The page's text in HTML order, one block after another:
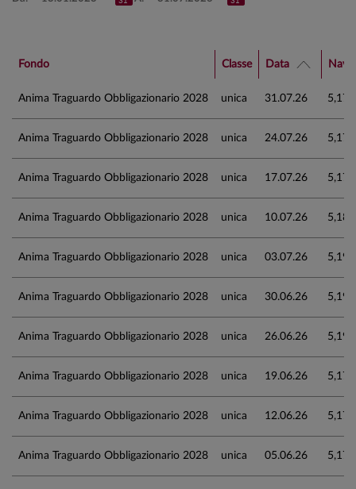
Fondo Classe Data Nav
Anima Traguardo Obbligazionario 2028 unica 31.07.26 5,178
Anima Traguardo Obbligazionario 2028 unica 24.07.26 5,174
Anima Traguardo Obbligazionario 2028 unica 17.07.26 5,176
Anima Traguardo Obbligazionario 2028 unica 10.07.26 5,186
Anima Traguardo Obbligazionario 2028 unica 03.07.26 5,191
Anima Traguardo Obbligazionario 2028 unica 30.06.26 5,191
Anima Traguardo Obbligazionario 2028 unica 26.06.26 5,190
Anima Traguardo Obbligazionario 2028 unica 19.06.26 5,179
Anima Traguardo Obbligazionario 2028 unica 12.06.26 5,178
Anima Traguardo Obbligazionario 2028 unica 05.06.26 5,170